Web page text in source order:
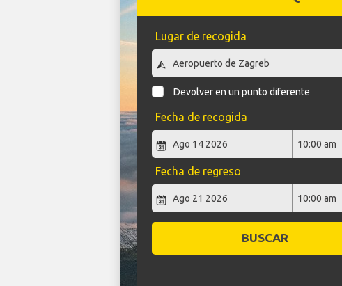
Lugar de recogida
Devolver en un punto diferente
Fecha de recogida
Fecha de regreso
BUSCAR